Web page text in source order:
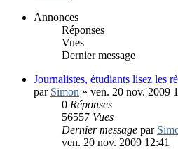
Annonces
Réponses
Vues
Dernier message
Journalistes, étudiants lisez les
par Simon » ven. 20 nov. 2009
0 Réponses
56557 Vues
Dernier message par
ven. 20 nov. 2009 12:41